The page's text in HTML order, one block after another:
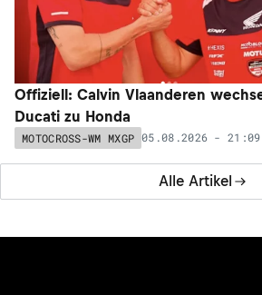
Alle Artikel
Offiziell: Calvin Vlaanderen
Ducati zu Honda
MOTOCROSS-WM MXGP 05.08.2026 - 21:09